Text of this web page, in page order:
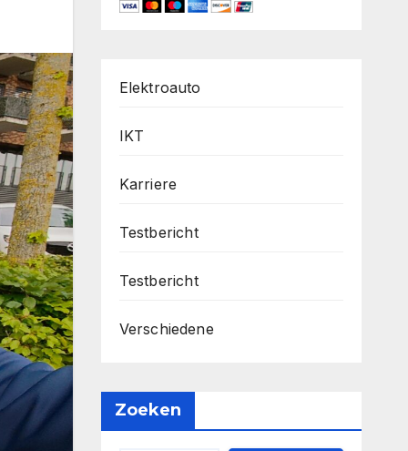
Elektroauto
IKT
Karriere
Testbericht
Testbericht
Verschiedene
Zoeken